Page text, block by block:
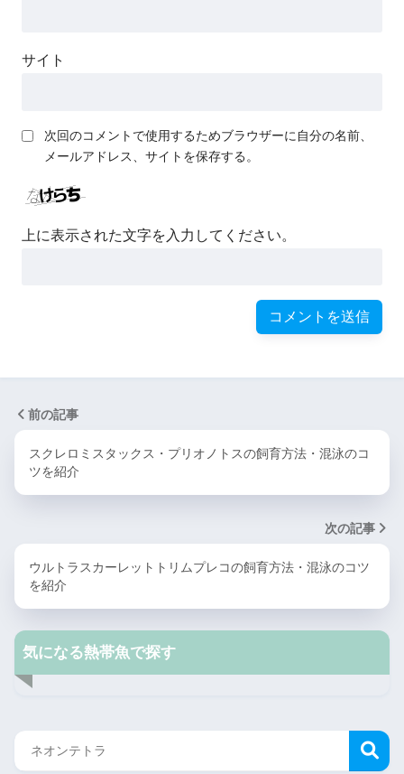
サイト
次回のコメントで使用するためブラウザーに自分の名前、
メールアドレス、サイトを保存する。
上に表示された文字を入力してください。
前の記事
スクレロミスタックス・プリオノトスの飼育方法・混泳のコ
ツを紹介
次の記事
ウルトラスカーレットトリムプレコの飼育方法・混泳のコツ
を紹介
気になる熱帯魚で探す